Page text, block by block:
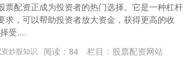
票配资正成为投资者的热门选择。它是一种杠杆
求，可以帮助投资者放大资金，获得更高的收
受....
炒股知识 阅读： 84 栏目： 股票配资网站